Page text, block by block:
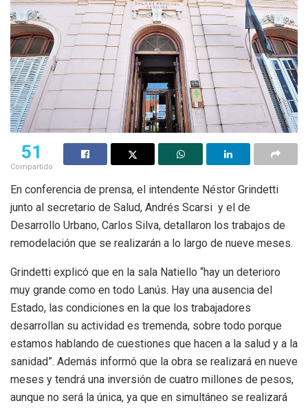
51
Compartido
En conferencia de prensa, el intendente Néstor Grindetti
junto al secretario de Salud, Andrés Scarsi y el de
Desarrollo Urbano, Carlos Silva, detallaron los trabajos de
remodelación que se realizarán a lo largo de nueve meses.
Grindetti explicó que en la sala Natiello “hay un deterioro
muy grande como en todo Lanús. Hay una ausencia del
Estado, las condiciones en la que los trabajadores
desarrollan su actividad es tremenda, sobre todo porque
estamos hablando de cuestiones que hacen a la salud y a la
sanidad”. Además informó que la obra se realizará en nueve
meses y tendrá una inversión de cuatro millones de pesos,
aunque no será la única, ya que en simultáneo se realizará